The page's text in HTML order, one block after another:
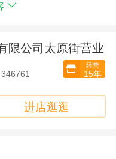
限公司太原街营业
经营
15年
进店逛逛